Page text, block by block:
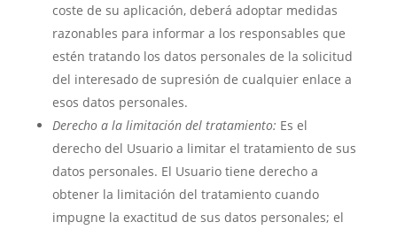
coste de su aplicación, deberá adoptar medidas
razonables para informar a los responsables que
estén tratando los datos personales de la solicitud
del interesado de supresión de cualquier enlace a
esos datos personales.
Derecho a la limitación del tratamiento: Es el
derecho del Usuario a limitar el tratamiento de sus
datos personales. El Usuario tiene derecho a
obtener la limitación del tratamiento cuando
impugne la exactitud de sus datos personales; el